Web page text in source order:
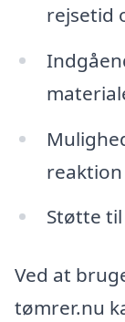
rejsetid
Støtte
Ved at
tømrer.nu